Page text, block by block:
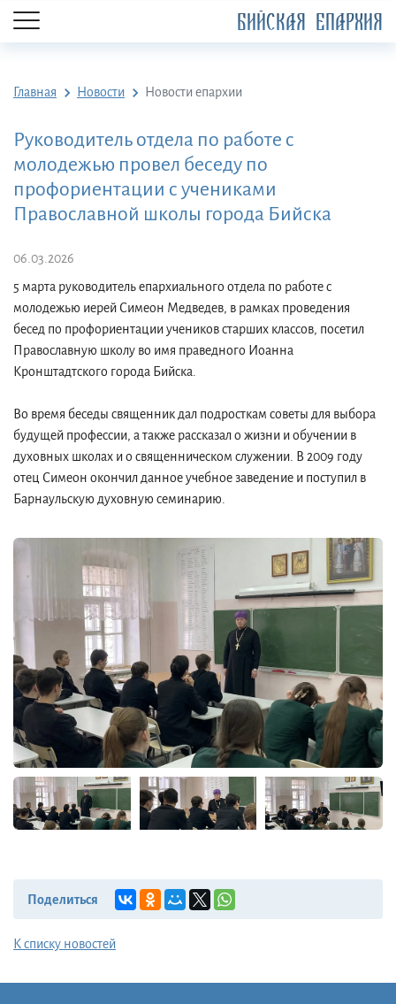
БИЙСКАЯ ЕПАРХИЯ
Главная Новости Новости епархии
Руководитель отдела по работе с
молодежью провел беседу по
профориентации с учениками
Православной школы города Бийска
06.03.2026
5 марта руководитель епархиального отдела по работе с
молодежью иерей Симеон Медведев, в рамках проведения
бесед по профориентации учеников старших классов, посетил
Православную школу во имя праведного Иоанна
Кронштадтского города Бийска.
Во время беседы священник дал подросткам советы для выбора
будущей профессии, а также рассказал о жизни и обучении в
духовных школах и о священническом служении. В 2009 году
отец Симеон окончил данное учебное заведение и поступил в
Барнаульскую духовную семинарию.
Поделиться
К списку новостей